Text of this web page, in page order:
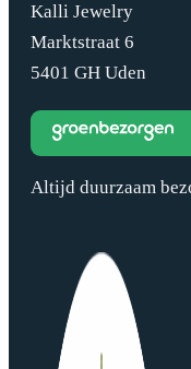
Kalli Jewelry
Marktstraat 6
5401 GH Uden
Altijd duurzaam